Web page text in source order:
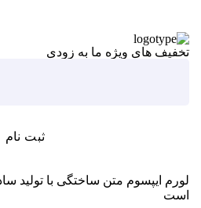
تخفیف های ویژه ما به زودی
لورم ایپسوم متن ساختگی با تولید
است